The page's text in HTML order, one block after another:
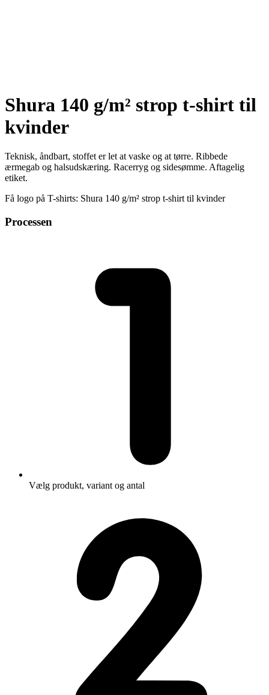
Shura 140 g/m² strop t-shirt til
kvinder
Teknisk, åndbart, stoffet er let at vaske og at tørre. Ribbede
ærmegab og halsudskæring. Racerryg og sidesømme. Aftagelig
etiket.
Få logo på T-shirts: Shura 140 g/m² strop t-shirt til kvinder
Processen
Vælg produkt, variant og antal